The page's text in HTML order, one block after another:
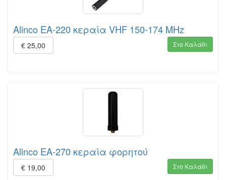
Alinco EA-220 κεραία VHF 150-174 MHz
€ 25,00 Στο Καλάθι
Alinco EA-270 κεραία φορητού
€ 19,00 Στο Καλάθι